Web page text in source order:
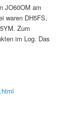
JO60OM am
waren DH5FS,
Zum
im Log. Das